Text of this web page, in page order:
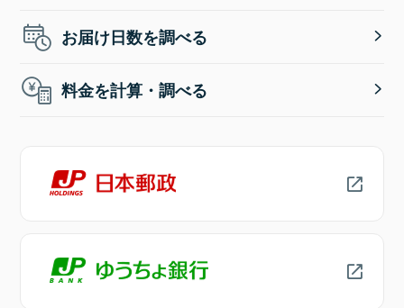
お届け日数を調べる
料金を計算・調べる